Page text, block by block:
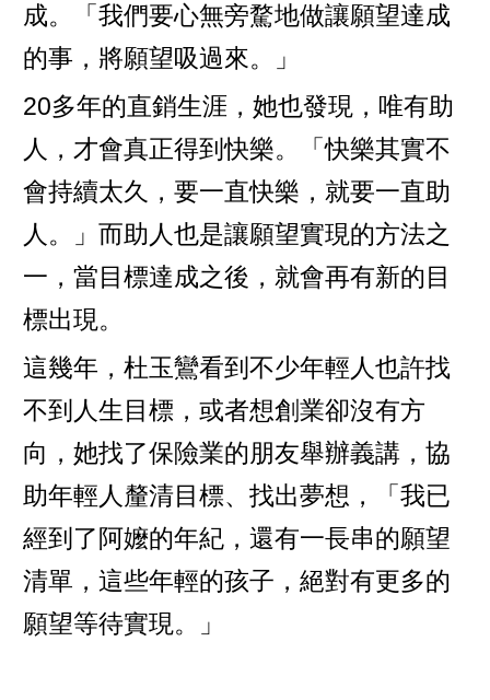
成。「我們要心無旁騖地做讓願望達成
的事，將願望吸過來。」
20多年的直銷生涯，她也發現，唯有助
人，才會真正得到快樂。「快樂其實不
會持續太久，要一直快樂，就要一直助
人。」而助人也是讓願望實現的方法之
一，當目標達成之後，就會再有新的目
標出現。
這幾年，杜玉鸞看到不少年輕人也許找
不到人生目標，或者想創業卻沒有方
向，她找了保險業的朋友舉辦義講，協
助年輕人釐清目標、找出夢想，「我已
經到了阿嬤的年紀，還有一長串的願望
清單，這些年輕的孩子，絕對有更多的
願望等待實現。」